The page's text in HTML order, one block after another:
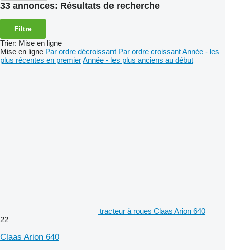
33 annonces: Résultats de recherche
Filtre
Trier: Mise en ligne
Mise en ligne Par ordre décroissant Par ordre croissantAnnée - les
plus récentes en premierAnnée - les plus anciens au début
tracteur à roues Claas Arion 640
22
Claas Arion 640